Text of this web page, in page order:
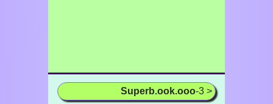
Superb.ook.ooo-3 >